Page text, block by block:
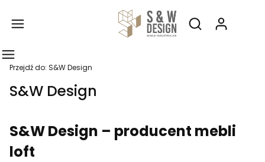
Otwórz
Przejdź do: S&W Design
S&W Design
S&W Design – producent mebli
loft